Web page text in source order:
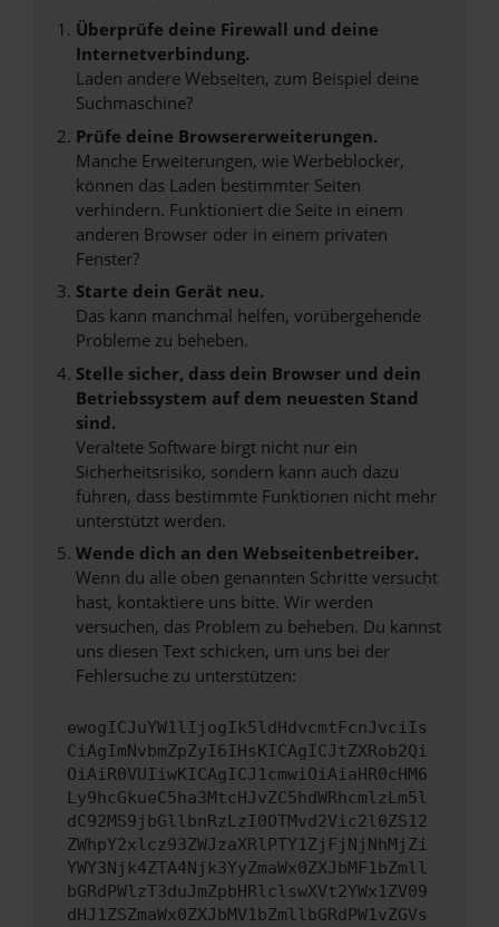
Überprüfe deine Firewall und deine
Internetverbindung.
Laden andere Webseiten, zum Beispiel deine
Suchmaschine?
Prüfe deine Browsererweiterungen.
Manche Erweiterungen, wie Werbeblocker,
können das Laden bestimmter Seiten
verhindern. Funktioniert die Seite in einem
anderen Browser oder in einem privaten
Fenster?
Starte dein Gerät neu.
Das kann manchmal helfen, vorübergehende
Probleme zu beheben.
Stelle sicher, dass dein Browser und dein
Betriebssystem auf dem neuesten Stand
sind.
Veraltete Software birgt nicht nur ein
Sicherheitsrisiko, sondern kann auch dazu
führen, dass bestimmte Funktionen nicht mehr
unterstützt werden.
Wende dich an den Webseitenbetreiber.
Wenn du alle oben genannten Schritte versucht
hast, kontaktiere uns bitte. Wir werden
versuchen, das Problem zu beheben. Du kannst
uns diesen Text schicken, um uns bei der
Fehlersuche zu unterstützen:
ewogICJuYW1lIjogIk5ldHdvcmtFcnJvciIs
CiAgImNvbmZpZyI6IHsKICAgICJtZXRob2Qi
OiAiR0VUIiwKICAgICJ1cmwiOiAiaHR0cHM6
Ly9hcGkueC5ha3MtcHJvZC5hdWRhcmlzLm5l
dC92MS9jbGllbnRzLzI0OTMvd2Vic2l0ZS12
ZWhpY2xlcz93ZWJzaXRlPTY1ZjFjNjNhMjZi
YWY3Njk4ZTA4Njk3YyZmaWx0ZXJbMF1bZmll
bGRdPWlzT3duJmZpbHRlclswXVt2YWx1ZV09
dHJ1ZSZmaWx0ZXJbMV1bZmllbGRdPW1vZGVs